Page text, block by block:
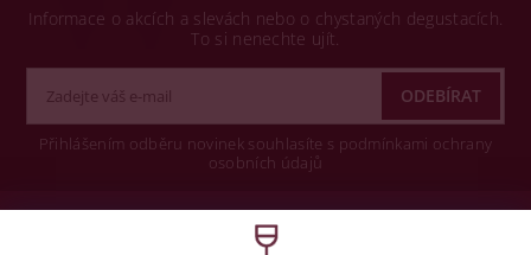
Informace o akcích a slevách nebo o chystaných degustacích.
To si nenechte ujít.
Přihlášením odběru novinek souhlasíte s podmínkami ochrany
osobních údajů